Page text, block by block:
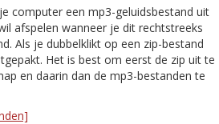
computer een mp3-geluidsbestand uit
afspelen wanneer je dit rechtstreeks
Als je dubbelklikt op een zip-bestand
Het is best om eerst de zip uit te
en daarin dan de mp3-bestanden te